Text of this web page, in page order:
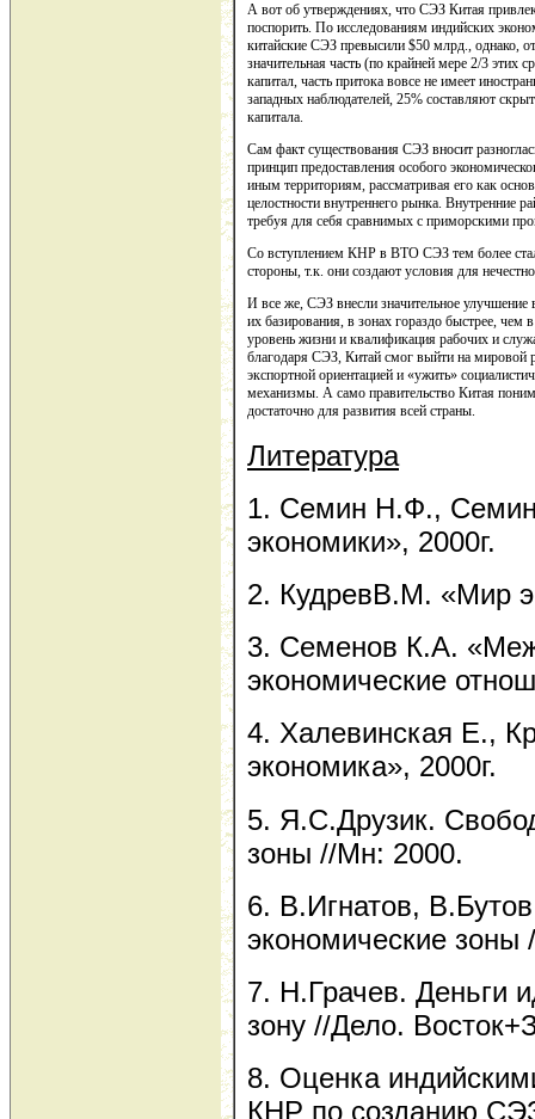
А вот об утверждениях, что СЭЗ Китая
поспорить. По исследованиям индийских
китайские СЭЗ превысили $50 млрд., однако,
значительная часть (по крайней мере 2/3 этих
капитал, часть притока вовсе не имеет
западных наблюдателей, 25% составляют
капитала.
Сам факт существования СЭЗ вносит
принцип предоставления особого
иным территориям, рассматривая его как
целостности внутреннего рынка. Внутренние
требуя для себя сравнимых с приморскими
Со вступлением КНР в ВТО СЭЗ тем более
стороны, т.к. они создают условия для
И все же, СЭЗ внесли значительное улучшение
их базирования, в зонах гораздо быстрее, чем
уровень жизни и квалификация рабочих и
благодаря СЭЗ, Китай смог выйти на мировой
экспортной ориентацией и «ужить»
механизмы. А само правительство Китая
достаточно для развития всей страны.
Литература
1. Семин Н.Ф.,
экономики», 2000г.
2. КудревВ.М. «Мир
3. Семенов К.А.
экономические
4. Халевинская Е.,
экономика», 2000г.
5. Я.С.Друзик.
зоны //Мн: 2000.
6. В.Игнатов,
экономические
7. Н.Грачев. Деньги
зону //Дело.
8. Оценка
КНР по созданию